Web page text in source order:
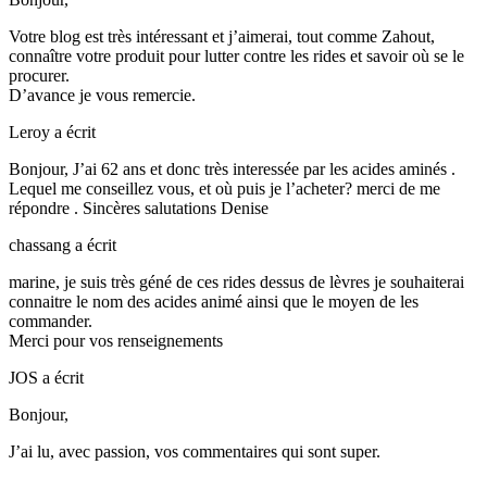
Votre blog est très intéressant et j’aimerai, tout comme Zahout,
connaître votre produit pour lutter contre les rides et savoir où se le
procurer.
D’avance je vous remercie.
Leroy a écrit
Bonjour, J’ai 62 ans et donc très interessée par les acides aminés .
Lequel me conseillez vous, et où puis je l’acheter? merci de me
répondre . Sincères salutations Denise
chassang a écrit
marine, je suis très géné de ces rides dessus de lèvres je souhaiterai
connaitre le nom des acides animé ainsi que le moyen de les
commander.
Merci pour vos renseignements
JOS a écrit
Bonjour,
J’ai lu, avec passion, vos commentaires qui sont super.